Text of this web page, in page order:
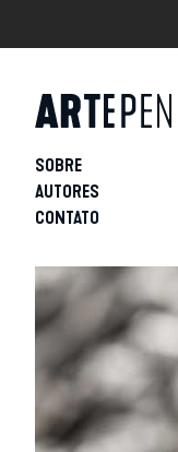
SOBRE
AUTORES
CONTATO